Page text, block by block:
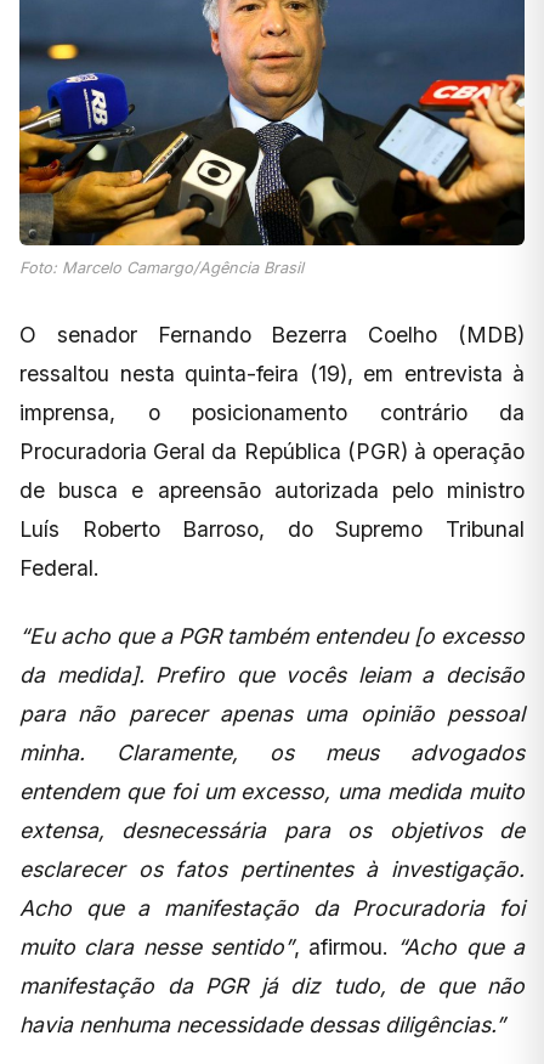
Foto: Marcelo Camargo/Agência Brasil
O senador Fernando Bezerra Coelho (MDB)
ressaltou nesta quinta-feira (19), em entrevista à
imprensa, o posicionamento contrário da
Procuradoria Geral da República (PGR) à operação
de busca e apreensão autorizada pelo ministro
Luís Roberto Barroso, do Supremo Tribunal
Federal.
“Eu acho que a PGR também entendeu [o excesso
da medida]. Prefiro que vocês leiam a decisão
para não parecer apenas uma opinião pessoal
minha. Claramente, os meus advogados
entendem que foi um excesso, uma medida muito
extensa, desnecessária para os objetivos de
esclarecer os fatos pertinentes à investigação.
Acho que a manifestação da Procuradoria foi
muito clara nesse sentido”, afirmou. “Acho que a
manifestação da PGR já diz tudo, de que não
havia nenhuma necessidade dessas diligências.”